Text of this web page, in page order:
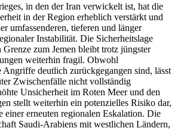
in den der Iran verwickelt ist, hat die
in der Region erheblich verstärkt und
umfassenderen, tieferen und länger
Instabilität. Die Sicherheitslage
Grenze zum Jemen bleibt trotz jüngster
weiterhin fragil. Obwohl
Angriffe deutlich zurückgegangen sind, lässt
Zwischenfälle nicht vollständig
Unsicherheit im Roten Meer und den
stellt weiterhin ein potenzielles Risiko dar,
einer erneuten regionalen Eskalation. Die
Saudi-Arabiens mit westlichen Ländern,